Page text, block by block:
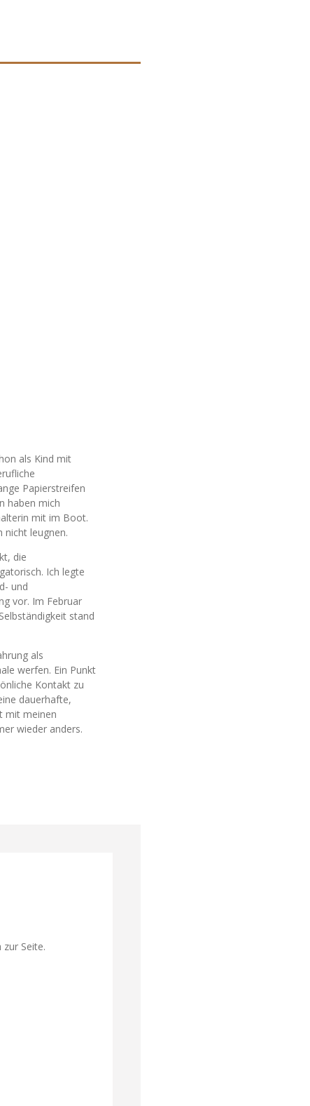
als Kind mit
Papierstreifen
haben mich
mit im Boot.
nicht leugnen.
die
Ich legte
und
vor. Im Februar
stand
als
werfen. Ein Punkt
Kontakt zu
dauerhafte,
mit meinen
wieder anders.
Seite.